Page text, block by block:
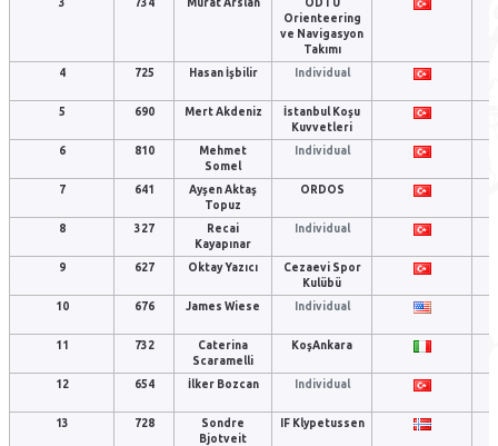
3 734 Murat Arslan
ODTÜ
Orienteering
ve Navigasyon
Takımı
4
725 Hasan İşbilir Individual
5 690 Mert Akdeniz
İstanbul Koşu
Kuvvetleri
6
810
Mehmet
Somel
Individual
7 641
Ayşen Aktaş
Topuz
ORDOS
8 327
Recai
Kayapınar
Individual
9 627 Oktay Yazıcı
Cezaevi Spor
Kulübü
10
676 James Wiese Individual
11 732
Caterina
Scaramelli
KoşAnkara
12 654 İlker Bozcan Individual
13 728
Sondre
Bjotveit
IF Klypetussen